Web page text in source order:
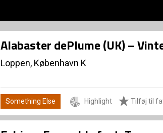
Alabaster dePlume (UK) –
Loppen, København K
Something Else Highlight Tilføj til